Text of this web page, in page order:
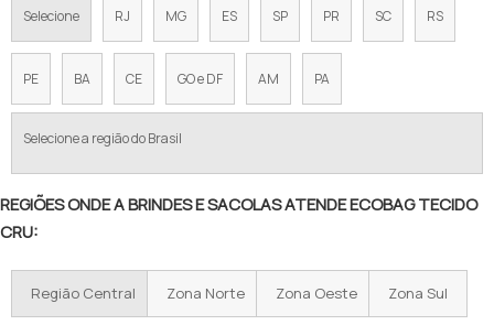
COMPRAR ECOBAG ALGODÃO CRU
ECOBAG ALGODÃO CRU PREÇO
SACOLA ECOLÓGICA
SACOLA ECOLÓGICA PERSONALIZADA
SACOCHILA PERSONALIZADA
SACOLA ECOBAG PERSONALIZADA
Selecione RJ MG ES SP PR SC RS
PE BA CE GO e DF AM PA
Selecione a região do Brasil
REGIÕES ONDE A BRINDES E SACOLAS ATENDE ECOBAG TECIDO
CRU:
Região Central Zona Norte Zona Oeste Zona Sul